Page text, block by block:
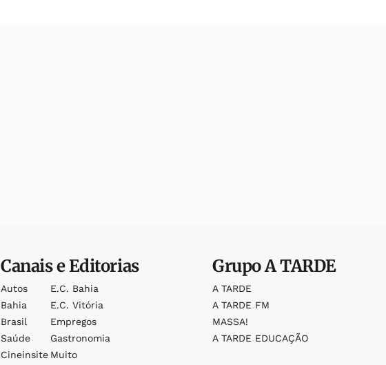
Canais e Editorias
Autos
Bahia
Brasil
Saúde
Cineinsite
E.c. Bahia
E.c. Vitória
Empregos
Gastronomia
Muito
GrupoA TARDE
A TARDE
A TARDE FM
MASSA!
A TARDE EDUCAÇÃO